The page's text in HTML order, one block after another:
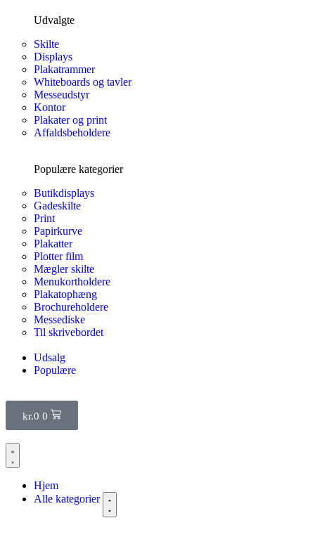
Udvalgte
Skilte
Displays
Plakatrammer
Whiteboards og tavler
Messeudstyr
Kontor
Plakater og print
Affaldsbeholdere
Populære kategorier
Butikdisplays
Gadeskilte
Print
Papirkurve
Plakatter
Plotter film
Mægler skilte
Menukortholdere
Plakatophæng
Brochureholdere
Messediske
Til skrivebordet
Udsalg
Populære
kr.0 0
Hjem
Alle kategorier